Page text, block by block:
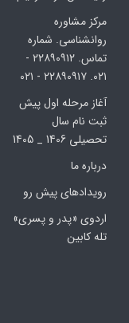
مرکز مشاوره
روانشناسی. شماره
تماس. ۲۲۸۹۰۹۱۲ -
۰۲۱. ۲۲۸۹۰۹۱۷ - ۰۲۱
آغاز مرحله اول پیش
ثبت نام سال
تحصیلی 1406 _ 1405
درباره ما
رویدادهای پیش رو
اردوی «پدر و پسری»
تله کابین